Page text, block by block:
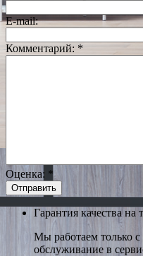
E-mail:
Комментарий: *
Оценка: *
Гарантия качества на
Мы работаем только
обслуживание в